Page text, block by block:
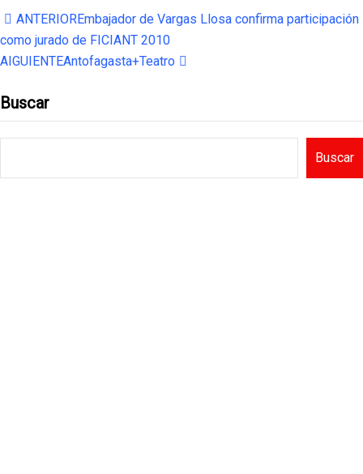
ANTERIOREmbajador de Vargas Llosa confirma participación
como jurado de FICIANT 2010
AIGUIENTEAntofagasta+Teatro
Buscar
Buscar